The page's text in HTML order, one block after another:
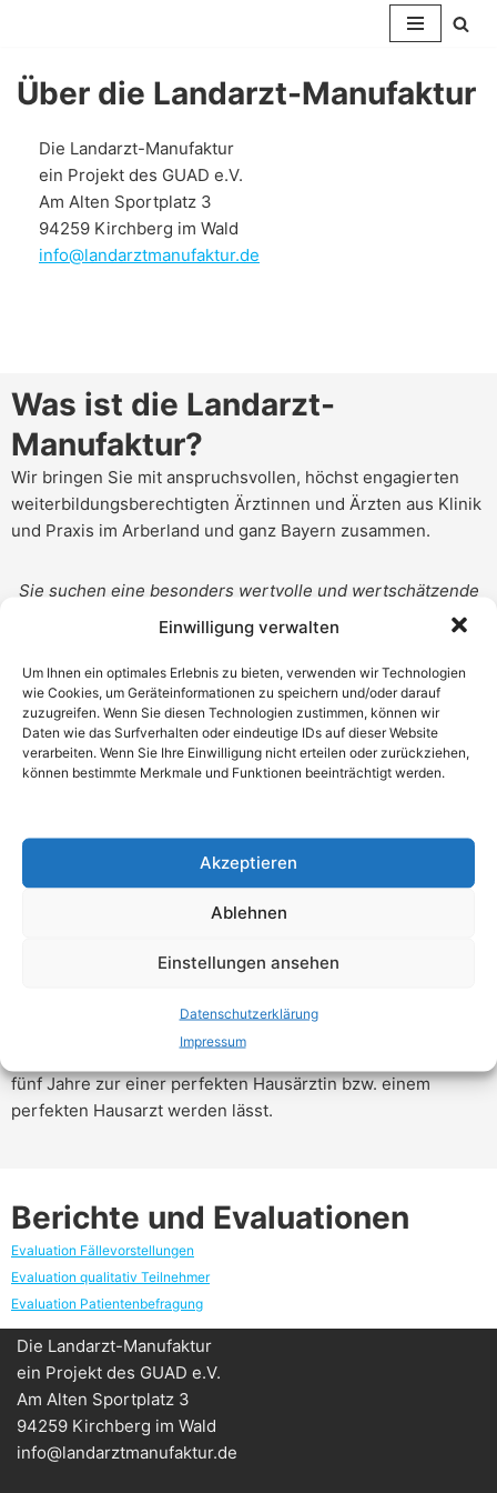
Einwilligung verwalten
Um Ihnen ein optimales Erlebnis zu bieten, verwenden wir Technologien
wie Cookies, um Geräteinformationen zu speichern und/oder darauf
zuzugreifen. Wenn Sie diesen Technologien zustimmen, können wir
Daten wie das Surfverhalten oder eindeutige IDs auf dieser Website
verarbeiten. Wenn Sie Ihre Einwilligung nicht erteilen oder zurückziehen,
können bestimmte Merkmale und Funktionen beeinträchtigt werden.
Akzeptieren
Ablehnen
Einstellungen ansehen
Datenschutzerklärung
Impressum
Inhalt
springen
Über die Landarzt-Manufaktur
Die Landarzt-Manufaktur
ein Projekt des GUAD e.V.
Am Alten Sportplatz 3
94259 Kirchberg im Wald
info@landarztmanufaktur.de
Was ist die Landarzt-
Manufaktur?
Wir bringen Sie mit anspruchsvollen, höchst engagierten
weiterbildungsberechtigten Ärztinnen und Ärzten aus Klinik
und Praxis im Arberland und ganz Bayern zusammen.
Sie suchen eine besonders wertvolle und wertschätzende
Weiterbildung zur Fachärztin und Facharzt für
Allgemeinmedizin?
Sie sind bereit, sich für Ihre eigene Weiterbildung zu
engagieren und nicht nur die Zeit in einer Praxis oder Klinik
„abzusitzen“?
anschauen. Natürlich bieten wir wie alle eine ausgeglichene
„Work-Life-Balance“ und die „Vereinbarkeit von Familie und
Wochenstunden, die Sie in unsere innovativen Lehrformate
und eine individuellen Eins-zu-Eins-Betreuung investieren,
eine Weiterbildung, die hält, was sie verspricht. Die Sie
nicht nur hinsichtlich Wissen, Fertigkeiten und ärztlicher
Patientenversorgung und Praxisorganisation innerhalb der
fünf Jahre zur einer perfekten Hausärztin bzw. einem
perfekten Hausarzt werden lässt.
Berichte und Evaluationen
Evaluation Fällevorstellungen
Evaluation qualitativ Teilnehmer
Evaluation Patientenbefragung
Die Landarzt-Manufaktur
ein Projekt des GUAD e.V.
Am Alten Sportplatz 3
94259 Kirchberg im Wald
info@landarztmanufaktur.de